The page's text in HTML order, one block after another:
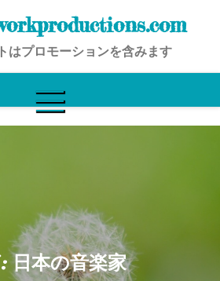
はプロモーションを含みます
:日本の音楽家